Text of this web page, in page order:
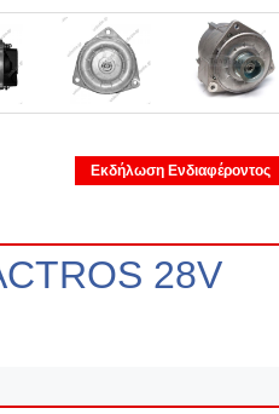
Εκδήλωση Ενδιαφέροντος
28V